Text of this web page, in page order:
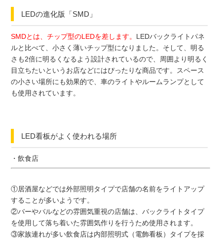
LEDの進化版「SMD」
SMDとは、チップ型のLEDを差します。 LEDバックライトパネ
ルと比べて、小さく薄いチップ型になりました。そして、明る
さも2倍に明るくなるよう設計されているので、周囲より明るく
目立ちたいというお店などにはぴったりな商品です。スペース
の小さい場所にも効果的で、車のライトやルームランプとして
も使用されています。
LED看板がよく使われる場所
・飲食店
①居酒屋などでは外部照明タイプで店舗の名前をライトアップ
することが多いようです。
②バーやバルなどの雰囲気重視の店舗は、バックライトタイプ
を使用して落ち着いた雰囲気作りを行うため使用されます。
③家族連れが多い飲食店は内部照明式（電飾看板）タイプを採